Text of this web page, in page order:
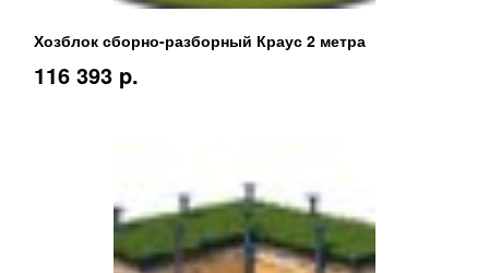
Хозблок сборно-разборный Краус 2 метра
116 393 p.